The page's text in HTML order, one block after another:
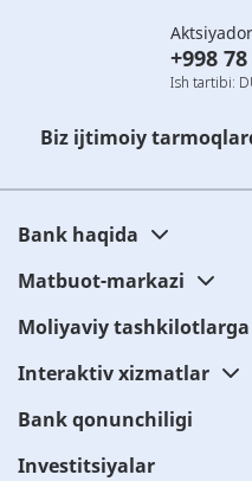
+998
Ish tartibi:
Biz ijtimoiy
Bank haqida
Matbuot-markazi
Moliyaviy tashkilotlarga
Interaktiv xizmatlar
Bank qonunchiligi
Investitsiyalar